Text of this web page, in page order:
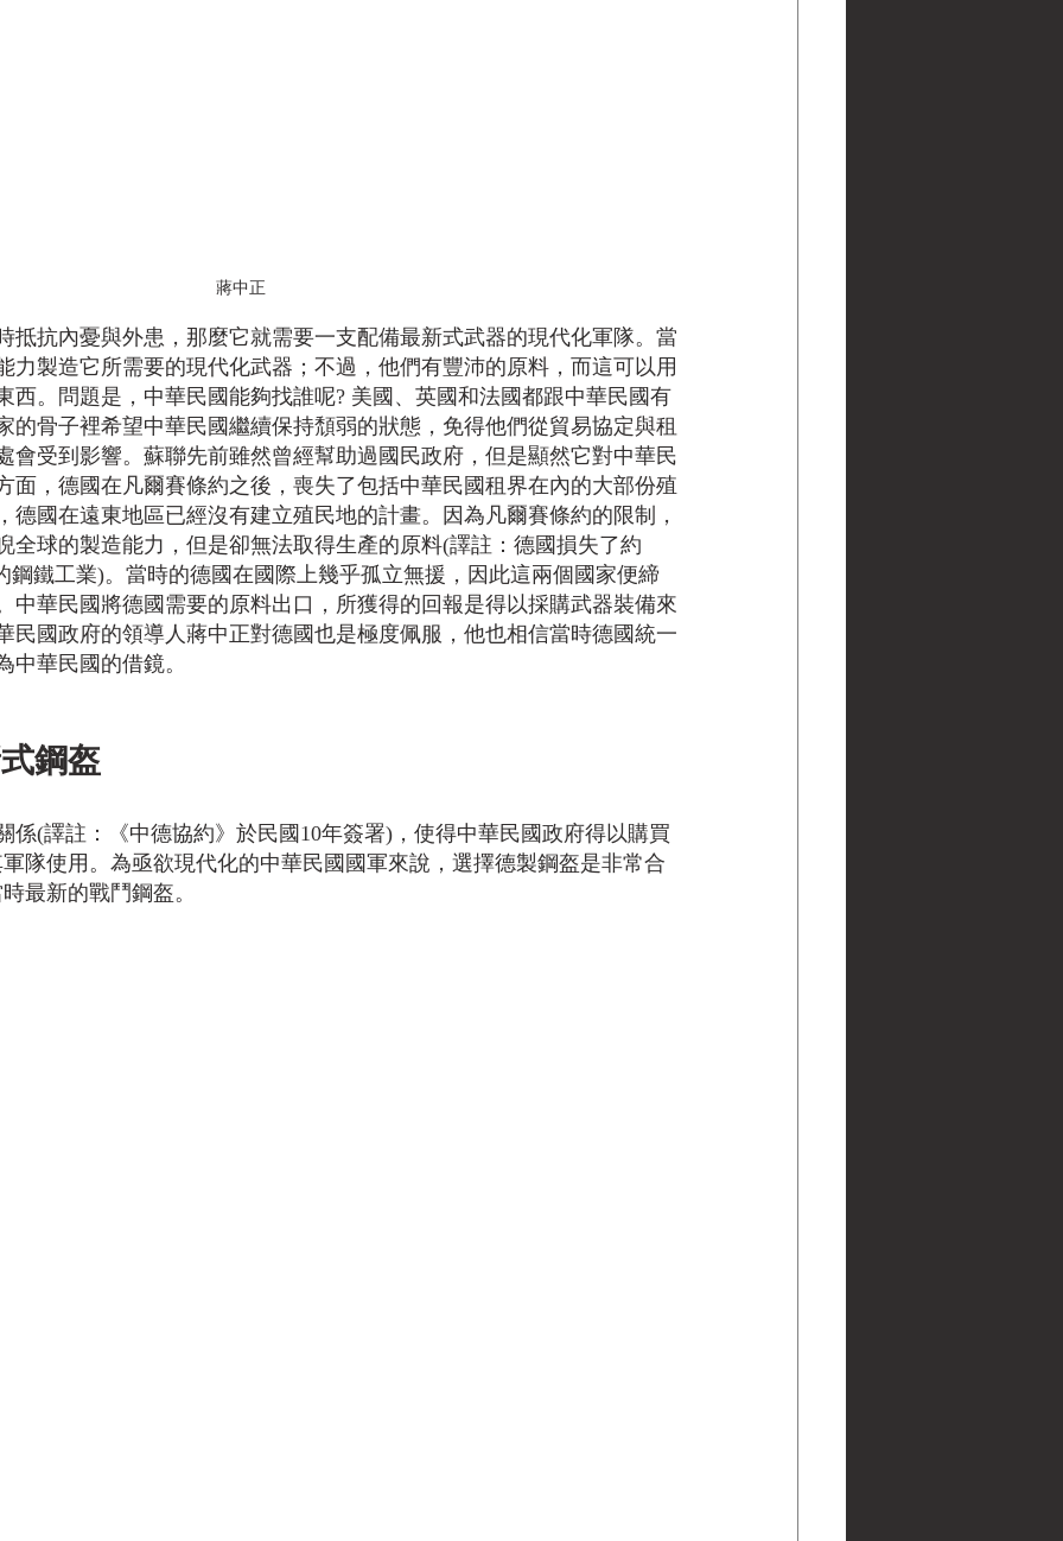
蔣中正
抵抗內憂與外患，那麼它就需要一支配備最新式武器的現代化軍隊。當
力製造它所需要的現代化武器；不過，他們有豐沛的原料，而這可以用
西。問題是，中華民國能夠找誰呢? 美國、英國和法國都跟中華民國有
的骨子裡希望中華民國繼續保持頹弱的狀態，免得他們從貿易協定與租
會受到影響。蘇聯先前雖然曾經幫助過國民政府，但是顯然它對中華民
面，德國在凡爾賽條約之後，喪失了包括中華民國租界在內的大部份殖
德國在遠東地區已經沒有建立殖民地的計畫。因為凡爾賽條約的限制，
全球的製造能力，但是卻無法取得生產的原料(譯註：德國損失了約
鋼鐵工業)。當時的德國在國際上幾乎孤立無援，因此這兩個國家便締
中華民國將德國需要的原料出口，所獲得的回報是得以採購武器裝備來
民國政府的領導人蔣中正對德國也是極度佩服，他也相信當時德國統一
中華民國的借鏡。
鋼盔
係(譯註：《中德協約》於民國10年簽署)，使得中華民國政府得以購買
隊使用。為亟欲現代化的中華民國國軍來說，選擇德製鋼盔是非常合
最新的戰鬥鋼盔。